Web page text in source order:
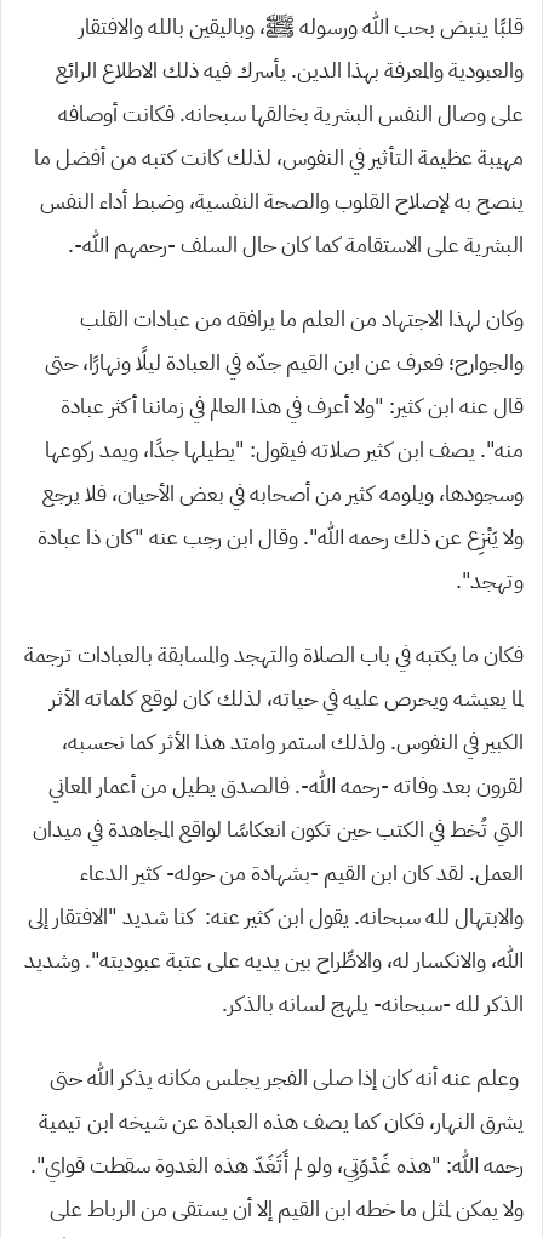
قلبًا ينبض بحب الله ورسوله ﷺ، وباليقين بالله والافتقار
والعبودية والمعرفة بهذا الدين. يأسرك فيه ذلك الاطلاع الرائع
على وصال النفس البشرية بخالقها سبحانه. فكانت أوصافه
مهيبة عظيمة التأثير في النفوس، لذلك كانت كتبه من أفضل ما
ينصح به لإصلاح القلوب والصحة النفسية، وضبط أداء النفس
البشرية على الاستقامة كما كان حال السلف -رحمهم الله-.
وكان لهذا الاجتهاد من العلم ما يرافقه من عبادات القلب
والجوارح؛ فعرف عن ابن القيم جدّه في العبادة ليلًا ونهارًا، حتى
قال عنه ابن كثير: “ولا أعرف في هذا العالم في زماننا أكثر عبادة
منه”. يصف ابن كثير صلاته فيقول: “يطيلها جدًا، ويمد ركوعها
وسجودها، ويلومه كثير من أصحابه في بعض الأحيان، فلا يرجع
ولا يَنْزِع عن ذلك رحمه الله”. وقال ابن رجب عنه “كان ذا عبادة
وتهجد”.
فكان ما يكتبه في باب الصلاة والتهجد والمسابقة بالعبادات ترجمة
لما يعيشه ويحرص عليه في حياته، لذلك كان لوقع كلماته الأثر
الكبير في النفوس. ولذلك استمر وامتد هذا الأثر كما نحسبه،
لقرون بعد وفاته -رحمه الله-. فالصدق يطيل من أعمار المعاني
التي تُخط في الكتب حين تكون انعكاسًا لواقع المجاهدة في ميدان
العمل. لقد كان ابن القيم -بشهادة من حوله- كثير الدعاء
والابتهال لله سبحانه. يقول ابن كثير عنه: كنا شديد “الافتقار إلى
الله، والانكسار له، والاطِّراح بين يديه على عتبة عبوديته”. وشديد
الذكر لله -سبحانه- يلهج لسانه بالذكر.
وعلم عنه أنه كان إذا صلى الفجر يجلس مكانه يذكر الله حتى
يشرق النهار، فكان كما يصف هذه العبادة عن شيخه ابن تيمية
رحمه الله: “هذه غَدْوَتِي، ولو لم أَتَغَدّ هذه الغدوة سقطت قواي”.
ولا يمكن لمثل ما خطه ابن القيم إلا أن يستقى من الرباط على